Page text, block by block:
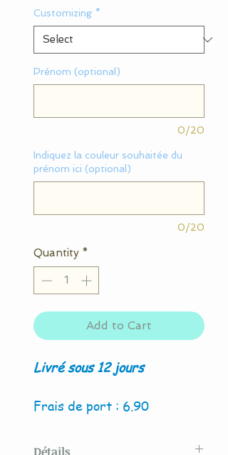
Customizing *
Prénom (optional)
0/20
Indiquez la couleur souhaitée du
prénom ici (optional)
0/20
Quantity *
Add to Cart
Livré sous 12 jours
Frais de port : 6.90
Détails